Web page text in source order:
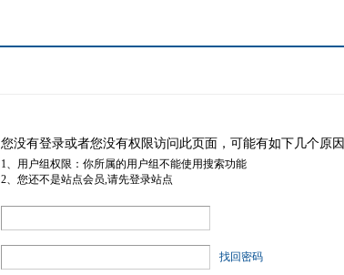
您没有登录或者您没有权限访问此页面，可能有如下几个原因
1、用户组权限：你所属的用户组不能使用搜索功能
2、您还不是站点会员,请先登录站点
找回密码